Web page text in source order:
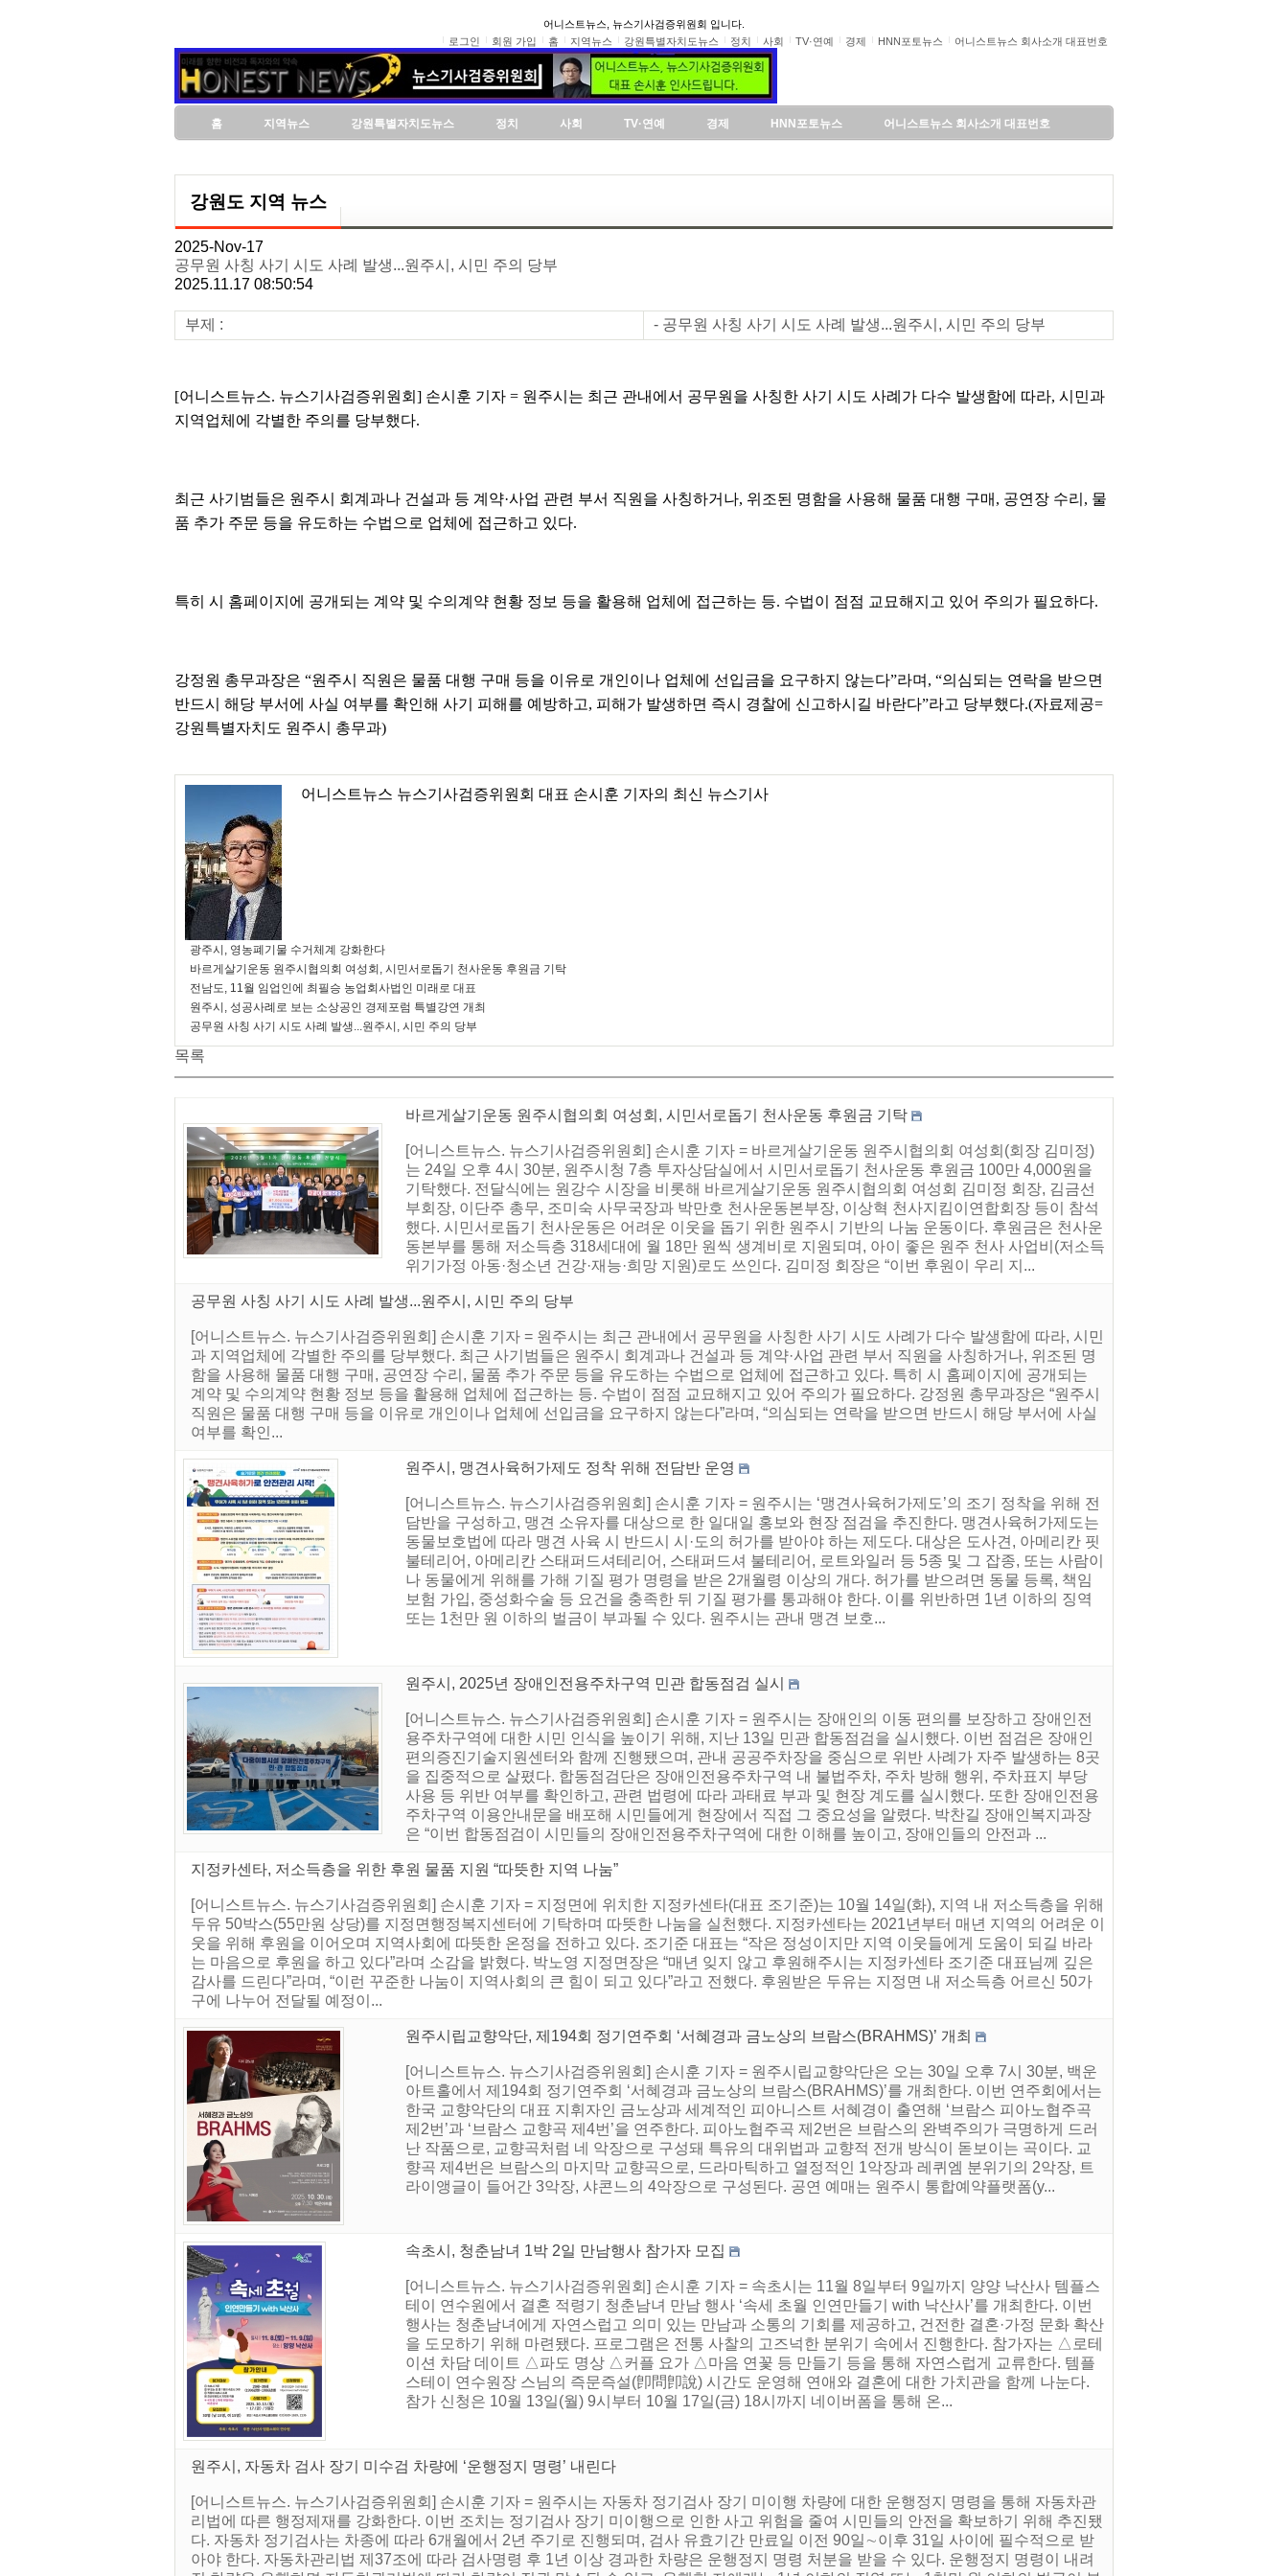
어니스트뉴스, 뉴스기사검증위원회 입니다.
로그인
회원 가입 홈 지역뉴스 강원특별자치도뉴스 정치 사회 TV·연예 경제 HNN포토뉴스 어니스트뉴스 회사소개 대표번호
홈 지역뉴스 강원특별자치도뉴스 정치 사회 TV·연예 경제 HNN포토뉴스 어니스트뉴스 회사소개 대표번호
강원도 지역 뉴스
2025-Nov-17
공무원 사칭 사기 시도 사례 발생...원주시, 시민 주의 당부
2025.11.17 08:50:54
부제 : - 공무원 사칭 사기 시도 사례 발생...원주시, 시민 주의 당부
[어니스트뉴스. 뉴스기사검증위원회] 손시훈 기자 = 원주시는 최근 관내에서 공무원을 사칭한 사기 시도 사례가 다수 발생함에 따라, 시민과
지역업체에 각별한 주의를 당부했다.
최근 사기범들은 원주시 회계과나 건설과 등 계약·사업 관련 부서 직원을 사칭하거나, 위조된 명함을 사용해 물품 대행 구매, 공연장 수리, 물
품 추가 주문 등을 유도하는 수법으로 업체에 접근하고 있다.
특히 시 홈페이지에 공개되는 계약 및 수의계약 현황 정보 등을 활용해 업체에 접근하는 등. 수법이 점점 교묘해지고 있어 주의가 필요하다.
강정원 총무과장은 “원주시 직원은 물품 대행 구매 등을 이유로 개인이나 업체에 선입금을 요구하지 않는다”라며, “의심되는 연락을 받으면
반드시 해당 부서에 사실 여부를 확인해 사기 피해를 예방하고, 피해가 발생하면 즉시 경찰에 신고하시길 바란다”라고 당부했다.(자료제공=
강원특별자치도 원주시 총무과)
어니스트뉴스 뉴스기사검증위원회 대표 손시훈 기자의 최신 뉴스기사
광주시, 영농폐기물 수거체계 강화한다
바르게살기운동 원주시협의회 여성회, 시민서로돕기 천사운동 후원금 기탁
전남도, 11월 임업인에 최필승 농업회사법인 미래로 대표
원주시, 성공사례로 보는 소상공인 경제포럼 특별강연 개최
공무원 사칭 사기 시도 사례 발생...원주시, 시민 주의 당부
목록
바르게살기운동 원주시협의회 여성회, 시민서로돕기 천사운동 후원금 기탁
[어니스트뉴스. 뉴스기사검증위원회] 손시훈 기자 = 바르게살기운동 원주시협의회 여성회(회장 김미정)
는 24일 오후 4시 30분, 원주시청 7층 투자상담실에서 시민서로돕기 천사운동 후원금 100만 4,000원을
기탁했다. 전달식에는 원강수 시장을 비롯해 바르게살기운동 원주시협의회 여성회 김미정 회장, 김금선
부회장, 이단주 총무, 조미숙 사무국장과 박만호 천사운동본부장, 이상혁 천사지킴이연합회장 등이 참석
했다. 시민서로돕기 천사운동은 어려운 이웃을 돕기 위한 원주시 기반의 나눔 운동이다. 후원금은 천사운
동본부를 통해 저소득층 318세대에 월 18만 원씩 생계비로 지원되며, 아이 좋은 원주 천사 사업비(저소득
위기가정 아동·청소년 건강·재능·희망 지원)로도 쓰인다. 김미정 회장은 “이번 후원이 우리 지...
공무원 사칭 사기 시도 사례 발생...원주시, 시민 주의 당부
[어니스트뉴스. 뉴스기사검증위원회] 손시훈 기자 = 원주시는 최근 관내에서 공무원을 사칭한 사기 시도 사례가 다수 발생함에 따라, 시민
과 지역업체에 각별한 주의를 당부했다. 최근 사기범들은 원주시 회계과나 건설과 등 계약·사업 관련 부서 직원을 사칭하거나, 위조된 명
함을 사용해 물품 대행 구매, 공연장 수리, 물품 추가 주문 등을 유도하는 수법으로 업체에 접근하고 있다. 특히 시 홈페이지에 공개되는
계약 및 수의계약 현황 정보 등을 활용해 업체에 접근하는 등. 수법이 점점 교묘해지고 있어 주의가 필요하다. 강정원 총무과장은 “원주시
직원은 물품 대행 구매 등을 이유로 개인이나 업체에 선입금을 요구하지 않는다”라며, “의심되는 연락을 받으면 반드시 해당 부서에 사실
여부를 확인...
원주시, 맹견사육허가제도 정착 위해 전담반 운영
[어니스트뉴스. 뉴스기사검증위원회] 손시훈 기자 = 원주시는 ‘맹견사육허가제도’의 조기 정착을 위해 전
담반을 구성하고, 맹견 소유자를 대상으로 한 일대일 홍보와 현장 점검을 추진한다. 맹견사육허가제도는
동물보호법에 따라 맹견 사육 시 반드시 시·도의 허가를 받아야 하는 제도다. 대상은 도사견, 아메리칸 핏
불테리어, 아메리칸 스태퍼드셔테리어, 스태퍼드셔 불테리어, 로트와일러 등 5종 및 그 잡종, 또는 사람이
나 동물에게 위해를 가해 기질 평가 명령을 받은 2개월령 이상의 개다. 허가를 받으려면 동물 등록, 책임
보험 가입, 중성화수술 등 요건을 충족한 뒤 기질 평가를 통과해야 한다. 이를 위반하면 1년 이하의 징역
또는 1천만 원 이하의 벌금이 부과될 수 있다. 원주시는 관내 맹견 보호...
원주시, 2025년 장애인전용주차구역 민관 합동점검 실시
[어니스트뉴스. 뉴스기사검증위원회] 손시훈 기자 = 원주시는 장애인의 이동 편의를 보장하고 장애인전
용주차구역에 대한 시민 인식을 높이기 위해, 지난 13일 민관 합동점검을 실시했다. 이번 점검은 장애인
편의증진기술지원센터와 함께 진행됐으며, 관내 공공주차장을 중심으로 위반 사례가 자주 발생하는 8곳
을 집중적으로 살폈다. 합동점검단은 장애인전용주차구역 내 불법주차, 주차 방해 행위, 주차표지 부당
사용 등 위반 여부를 확인하고, 관련 법령에 따라 과태료 부과 및 현장 계도를 실시했다. 또한 장애인전용
주차구역 이용안내문을 배포해 시민들에게 현장에서 직접 그 중요성을 알렸다. 박찬길 장애인복지과장
은 “이번 합동점검이 시민들의 장애인전용주차구역에 대한 이해를 높이고, 장애인들의 안전과 ...
지정카센타, 저소득층을 위한 후원 물품 지원 “따뜻한 지역 나눔”
[어니스트뉴스. 뉴스기사검증위원회] 손시훈 기자 = 지정면에 위치한 지정카센타(대표 조기준)는 10월 14일(화), 지역 내 저소득층을 위해
두유 50박스(55만원 상당)를 지정면행정복지센터에 기탁하며 따뜻한 나눔을 실천했다. 지정카센타는 2021년부터 매년 지역의 어려운 이
웃을 위해 후원을 이어오며 지역사회에 따뜻한 온정을 전하고 있다. 조기준 대표는 “작은 정성이지만 지역 이웃들에게 도움이 되길 바라
는 마음으로 후원을 하고 있다”라며 소감을 밝혔다. 박노영 지정면장은 “매년 잊지 않고 후원해주시는 지정카센타 조기준 대표님께 깊은
감사를 드린다”라며, “이런 꾸준한 나눔이 지역사회의 큰 힘이 되고 있다”라고 전했다. 후원받은 두유는 지정면 내 저소득층 어르신 50가
구에 나누어 전달될 예정이...
원주시립교향악단, 제194회 정기연주회 ‘서혜경과 금노상의 브람스(BRAHMS)’ 개최
[어니스트뉴스. 뉴스기사검증위원회] 손시훈 기자 = 원주시립교향악단은 오는 30일 오후 7시 30분, 백운
아트홀에서 제194회 정기연주회 ‘서혜경과 금노상의 브람스(BRAHMS)’를 개최한다. 이번 연주회에서는
한국 교향악단의 대표 지휘자인 금노상과 세계적인 피아니스트 서혜경이 출연해 ‘브람스 피아노협주곡
제2번’과 ‘브람스 교향곡 제4번’을 연주한다. 피아노협주곡 제2번은 브람스의 완벽주의가 극명하게 드러
난 작품으로, 교향곡처럼 네 악장으로 구성돼 특유의 대위법과 교향적 전개 방식이 돋보이는 곡이다. 교
향곡 제4번은 브람스의 마지막 교향곡으로, 드라마틱하고 열정적인 1악장과 레퀴엠 분위기의 2악장, 트
라이앵글이 들어간 3악장, 샤콘느의 4악장으로 구성된다. 공연 예매는 원주시 통합예약플랫폼(y...
속초시, 청춘남녀 1박 2일 만남행사 참가자 모집
[어니스트뉴스. 뉴스기사검증위원회] 손시훈 기자 = 속초시는 11월 8일부터 9일까지 양양 낙산사 템플스
테이 연수원에서 결혼 적령기 청춘남녀 만남 행사 ‘속세 초월 인연만들기 with 낙산사’를 개최한다. 이번
행사는 청춘남녀에게 자연스럽고 의미 있는 만남과 소통의 기회를 제공하고, 건전한 결혼·가정 문화 확산
을 도모하기 위해 마련됐다. 프로그램은 전통 사찰의 고즈넉한 분위기 속에서 진행한다. 참가자는 △로테
이션 차담 데이트 △파도 명상 △커플 요가 △마음 연꽃 등 만들기 등을 통해 자연스럽게 교류한다. 템플
스테이 연수원장 스님의 즉문즉설(卽問卽說) 시간도 운영해 연애와 결혼에 대한 가치관을 함께 나눈다.
참가 신청은 10월 13일(월) 9시부터 10월 17일(금) 18시까지 네이버폼을 통해 온...
원주시, 자동차 검사 장기 미수검 차량에 ‘운행정지 명령’ 내린다
[어니스트뉴스. 뉴스기사검증위원회] 손시훈 기자 = 원주시는 자동차 정기검사 장기 미이행 차량에 대한 운행정지 명령을 통해 자동차관
리법에 따른 행정제재를 강화한다. 이번 조치는 정기검사 장기 미이행으로 인한 사고 위험을 줄여 시민들의 안전을 확보하기 위해 추진됐
다. 자동차 정기검사는 차종에 따라 6개월에서 2년 주기로 진행되며, 검사 유효기간 만료일 이전 90일∼이후 31일 사이에 필수적으로 받
아야 한다. 자동차관리법 제37조에 따라 검사명령 후 1년 이상 경과한 차량은 운행정지 명령 처분을 받을 수 있다. 운행정지 명령이 내려